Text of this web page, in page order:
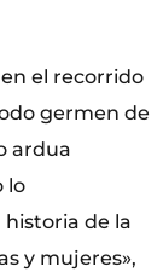
el recorrido
germen de
ardua
lo
de la
y mujeres»,